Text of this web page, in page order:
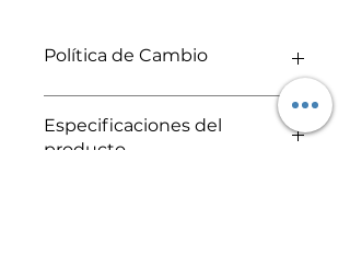
Política de Cambio
reembolsos por defectos de
fabricación, por ello es muy
Especificaciones del
producto